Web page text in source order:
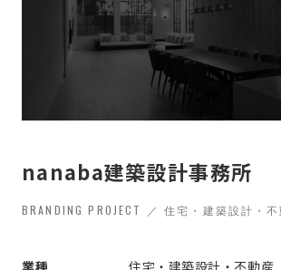
nanaba建築設計事務所
BRANDING PROJECT ／ 住宅・建築設計・
業種 住宅・建築設計・不動産